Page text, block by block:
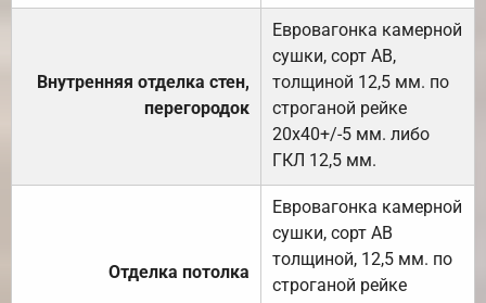
Внутренняя отделка стен,
перегородок
Евровагонка камерной
сушки, сорт АВ,
толщиной 12,5 мм. по
строганой рейке
20х40+/-5 мм. либо
ГКЛ 12,5 мм.
Отделка потолка
Евровагонка камерной
сушки, сорт АВ
толщиной, 12,5 мм. по
строганой рейке